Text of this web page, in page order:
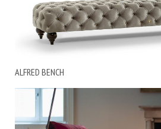
ALFRED BENCH